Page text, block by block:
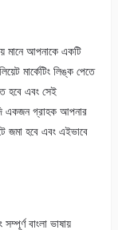
মানে আপনাকে একটি
মার্কেটিং লিঙ্ক পেতে
হবে এবং সেই
একজন গ্রাহক আপনার
জমা হবে এবং এইভাবে
বাংলা ভাষায়